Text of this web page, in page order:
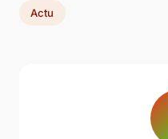
Actu